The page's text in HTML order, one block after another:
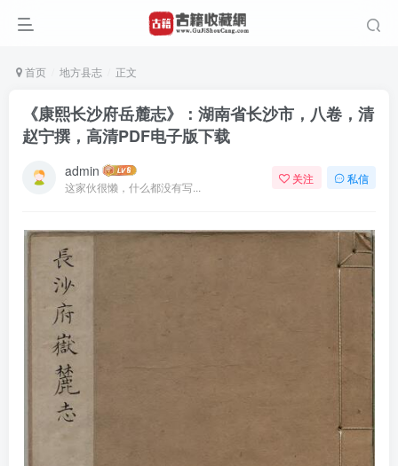
首页 地方县志 正文
《康熙长沙府岳麓志》：湖南省长沙市，八卷，清
赵宁撰，高清PDF电子版下载
admin
这家伙很懒，什么都没有写...
关注 私信